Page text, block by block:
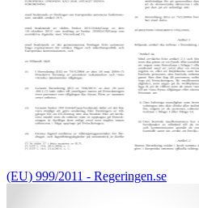
(EU) 999/2011 - Regeringen.se